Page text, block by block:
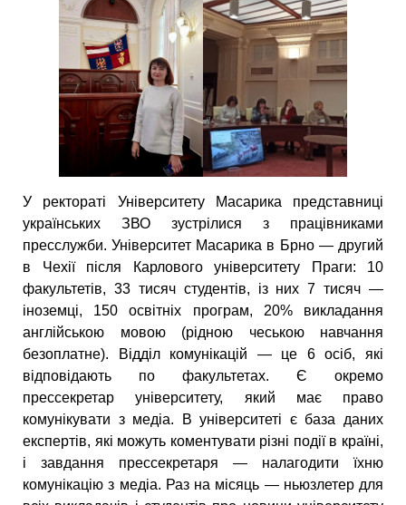
У ректораті Університету Масарика представниці
українських ЗВО зустрілися з працівниками
пресслужби. Університет Масарика в Брно — другий
в Чехії після Карлового університету Праги: 10
факультетів, 33 тисяч студентів, із них 7 тисяч —
іноземці, 150 освітніх програм, 20% викладання
англійською мовою (рідною чеською навчання
безоплатне). Відділ комунікацій — це 6 осіб, які
відповідають по факультетах. Є окремо
прессекретар університету, який має право
комунікувати з медіа. В університеті є база даних
експертів, які можуть коментувати різні події в країні,
і завдання прессекретаря — налагодити їхню
комунікацію з медіа. Раз на місяць — ньюзлетер для